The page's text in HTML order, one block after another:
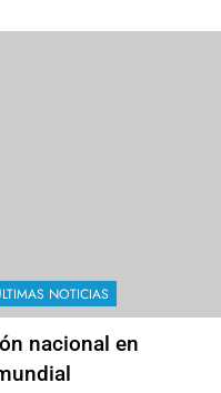
NOTICIAS
nacional en